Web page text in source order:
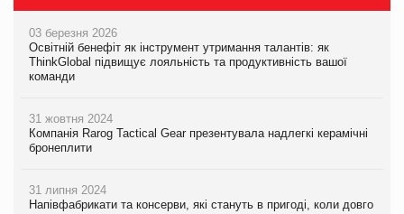
03 березня 2026
Освітній бенефіт як інструмент утримання талантів: як
ThinkGlobal підвищує лояльність та продуктивність вашої
команди
31 жовтня 2024
Компанія Rarog Tactical Gear презентувала надлегкі керамічні
бронеплити
31 липня 2024
Напівфабрикати та консерви, які стануть в пригоді, коли довго